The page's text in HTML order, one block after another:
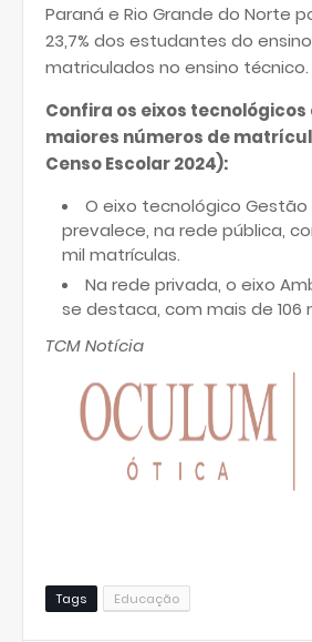
Paraná e Rio Grande do Norte
23,7% dos estudantes do
matriculados no ensino técnico.
Confira os eixos tecnológicos
maiores números de
Censo Escolar 2024):
O eixo tecnológico Gestão
prevalece, na rede pública,
mil matrículas.
Na rede privada, o eixo
se destaca, com mais de 106
TCM Notícia
Tags Educação